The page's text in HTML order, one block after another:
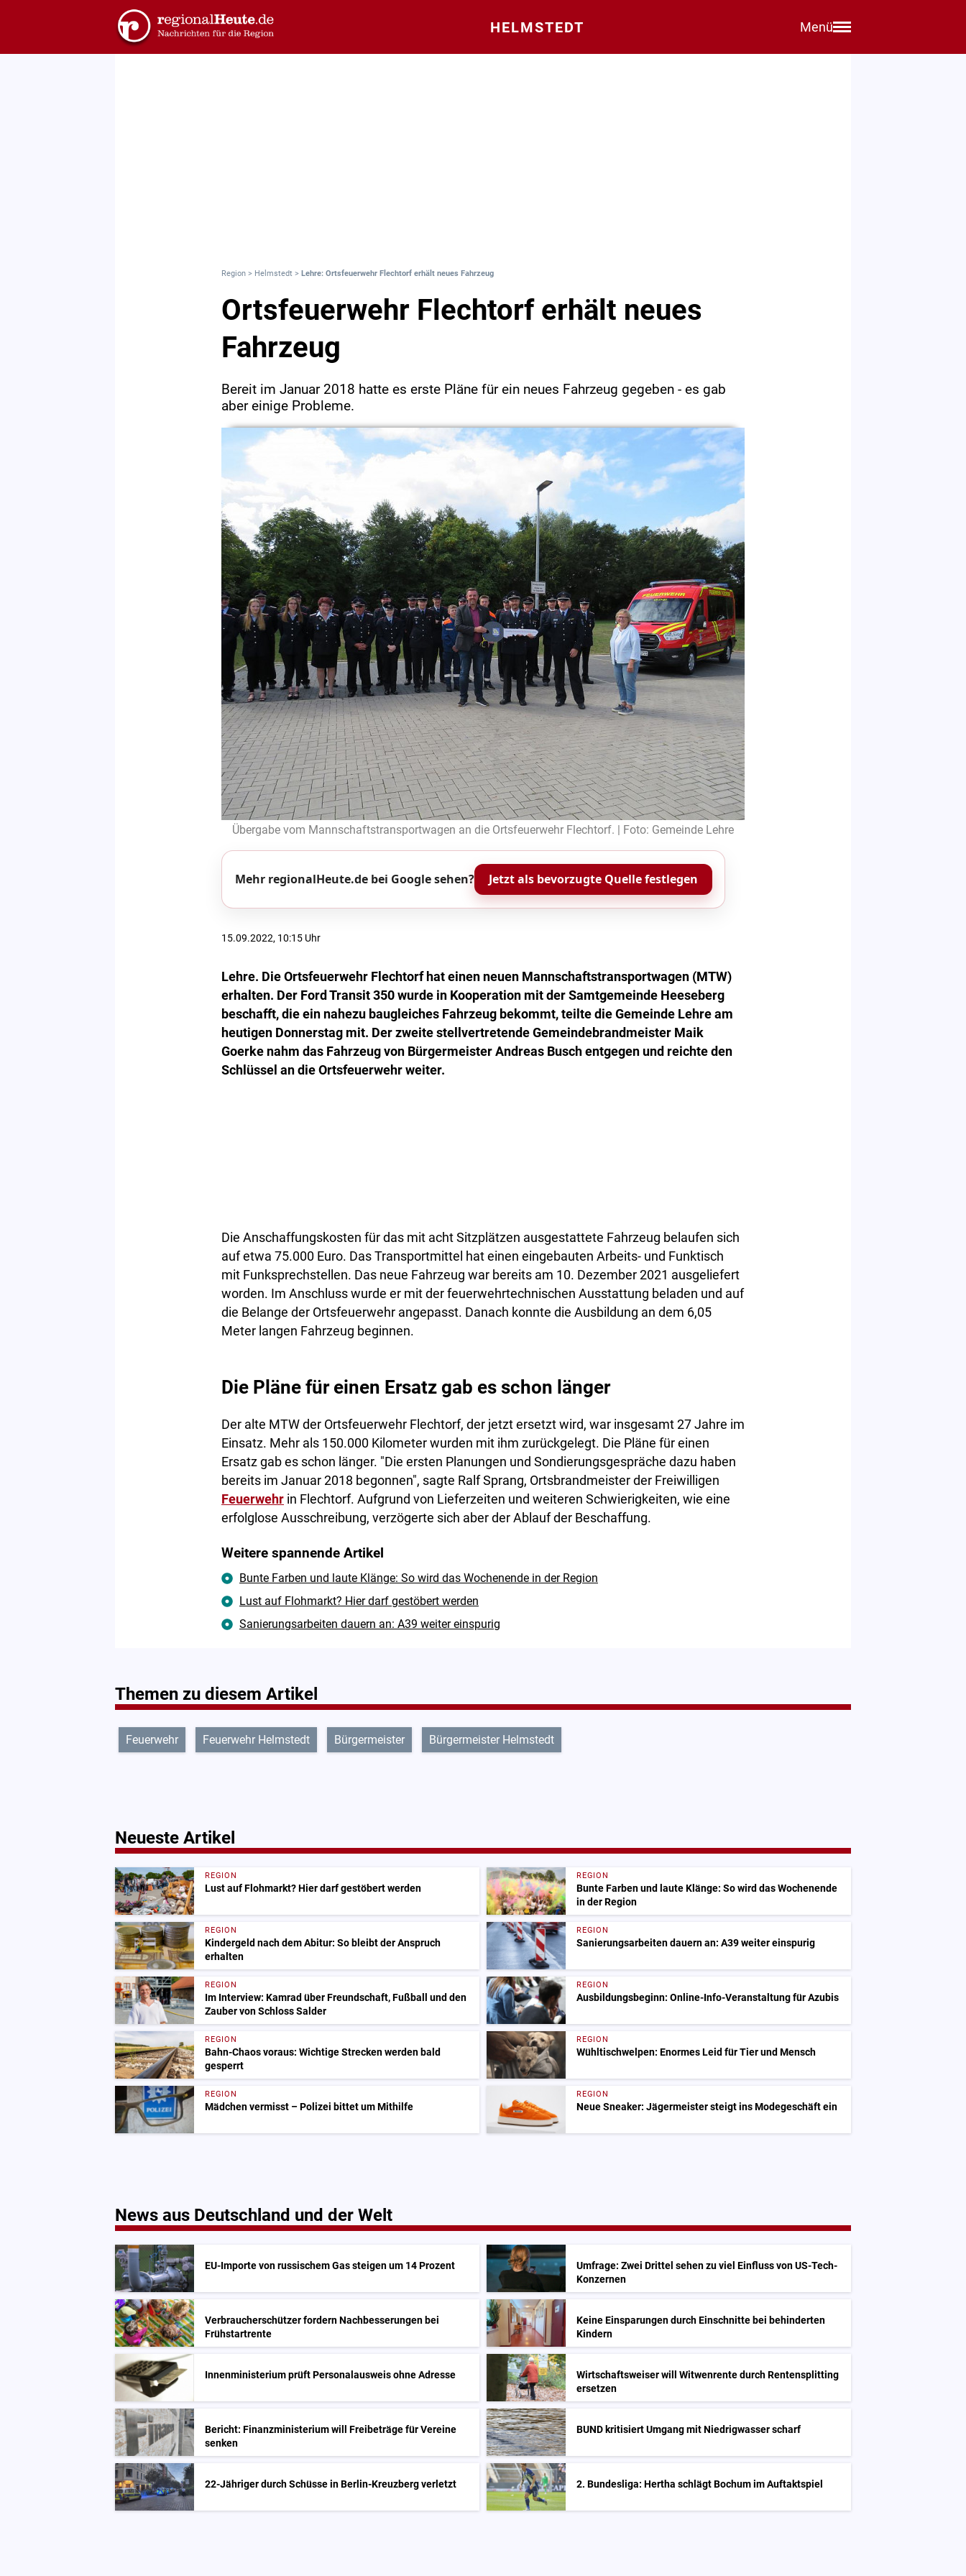
HELMSTEDT Menü
Region > Helmstedt > Lehre: Ortsfeuerwehr Flechtorf erhält neues Fahrzeug
Ortsfeuerwehr Flechtorf erhält neues
Fahrzeug
Bereit im Januar 2018 hatte es erste Pläne für ein neues Fahrzeug gegeben - es gab
aber einige Probleme.
Übergabe vom Mannschaftstransportwagen an die Ortsfeuerwehr Flechtorf. | Foto: Gemeinde Lehre
Mehr regionalHeute.de bei Google sehen? Jetzt als bevorzugte Quelle festlegen
15.09.2022, 10:15 Uhr
Lehre. Die Ortsfeuerwehr Flechtorf hat einen neuen Mannschaftstransportwagen (MTW)
erhalten. Der Ford Transit 350 wurde in Kooperation mit der Samtgemeinde Heeseberg
beschafft, die ein nahezu baugleiches Fahrzeug bekommt, teilte die Gemeinde Lehre am
heutigen Donnerstag mit. Der zweite stellvertretende Gemeindebrandmeister Maik
Goerke nahm das Fahrzeug von Bürgermeister Andreas Busch entgegen und reichte den
Schlüssel an die Ortsfeuerwehr weiter.
Die Anschaffungskosten für das mit acht Sitzplätzen ausgestattete Fahrzeug belaufen sich
auf etwa 75.000 Euro. Das Transportmittel hat einen eingebauten Arbeits- und Funktisch
mit Funksprechstellen. Das neue Fahrzeug war bereits am 10. Dezember 2021 ausgeliefert
worden. Im Anschluss wurde er mit der feuerwehrtechnischen Ausstattung beladen und auf
die Belange der Ortsfeuerwehr angepasst. Danach konnte die Ausbildung an dem 6,05
Meter langen Fahrzeug beginnen.
Die Pläne für einen Ersatz gab es schon länger
Der alte MTW der Ortsfeuerwehr Flechtorf, der jetzt ersetzt wird, war insgesamt 27 Jahre im
Einsatz. Mehr als 150.000 Kilometer wurden mit ihm zurückgelegt. Die Pläne für einen
Ersatz gab es schon länger. "Die ersten Planungen und Sondierungsgespräche dazu haben
bereits im Januar 2018 begonnen", sagte Ralf Sprang, Ortsbrandmeister der Freiwilligen
Feuerwehr in Flechtorf. Aufgrund von Lieferzeiten und weiteren Schwierigkeiten, wie eine
erfolglose Ausschreibung, verzögerte sich aber der Ablauf der Beschaffung.
Weitere spannende Artikel
Bunte Farben und laute Klänge: So wird das Wochenende in der Region
Lust auf Flohmarkt? Hier darf gestöbert werden
Sanierungsarbeiten dauern an: A39 weiter einspurig
Themen zu diesem Artikel
Feuerwehr Feuerwehr Helmstedt Bürgermeister Bürgermeister Helmstedt
Neueste Artikel
REGION
Lust auf Flohmarkt? Hier darf gestöbert werden
REGION
Bunte Farben und laute Klänge: So wird das Wochenende
in der Region
REGION
Kindergeld nach dem Abitur: So bleibt der Anspruch
erhalten
REGION
Sanierungsarbeiten dauern an: A39 weiter einspurig
REGION
Im Interview: Kamrad über Freundschaft, Fußball und den
Zauber von Schloss Salder
REGION
Ausbildungsbeginn: Online-Info-Veranstaltung für Azubis
REGION
Bahn-Chaos voraus: Wichtige Strecken werden bald
gesperrt
REGION
Wühltischwelpen: Enormes Leid für Tier und Mensch
REGION
Mädchen vermisst – Polizei bittet um Mithilfe
REGION
Neue Sneaker: Jägermeister steigt ins Modegeschäft ein
News aus Deutschland und der Welt
EU-Importe von russischem Gas steigen um 14 Prozent
Umfrage: Zwei Drittel sehen zu viel Einfluss von US-Tech-
Konzernen
Verbraucherschützer fordern Nachbesserungen bei
Frühstartrente
Keine Einsparungen durch Einschnitte bei behinderten
Kindern
Innenministerium prüft Personalausweis ohne Adresse
Wirtschaftsweiser will Witwenrente durch Rentensplitting
ersetzen
Bericht: Finanzministerium will Freibeträge für Vereine
senken
BUND kritisiert Umgang mit Niedrigwasser scharf
22-Jähriger durch Schüsse in Berlin-Kreuzberg verletzt 2. Bundesliga: Hertha schlägt Bochum im Auftaktspiel